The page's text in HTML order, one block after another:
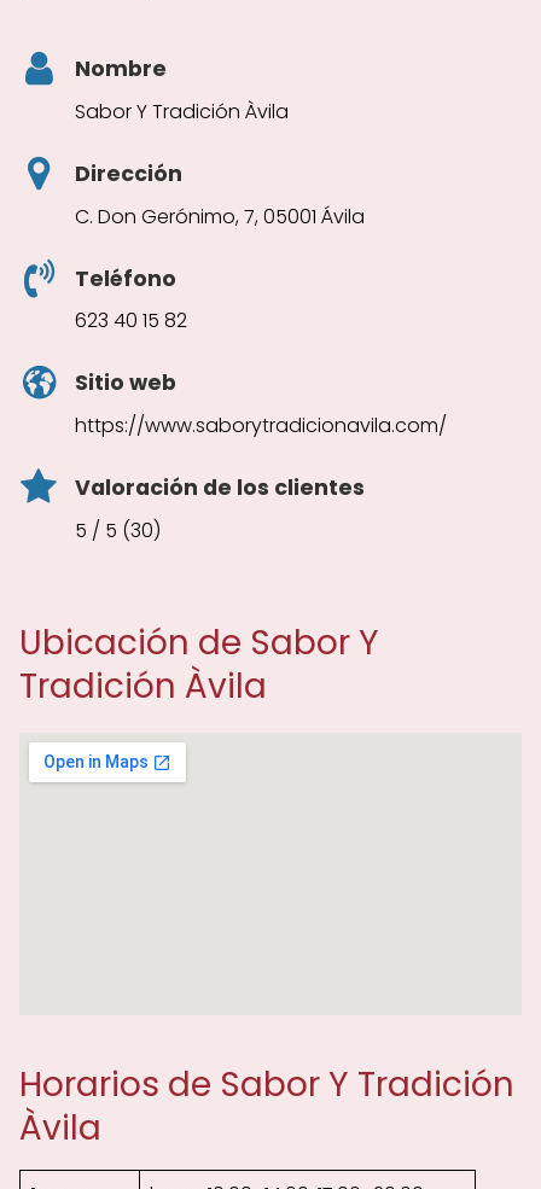
Nombre
Sabor Y Tradición Àvila
Dirección
C. Don Gerónimo, 7, 05001 Ávila
Teléfono
623 40 15 82
Sitio web
https://www.saborytradicionavila.com/
Valoración de los clientes
5 / 5 (30)
Ubicación de Sabor Y
Tradición Àvila
Horarios de Sabor Y Tradición
Àvila